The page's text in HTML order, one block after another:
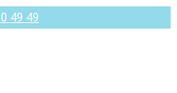
49 49